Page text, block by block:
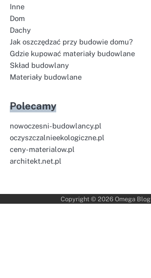
Inne
Dom
Dachy
Jak oszczędzać przy budowie domu?
Gdzie kupować materiały budowlane
Skład budowlany
Materiały budowlane
Polecamy
nowoczesni-budowlancy.pl
oczyszczalnieekologiczne.pl
ceny-materialow.pl
architekt.net.pl
Copyright © 2026 Omega Blog